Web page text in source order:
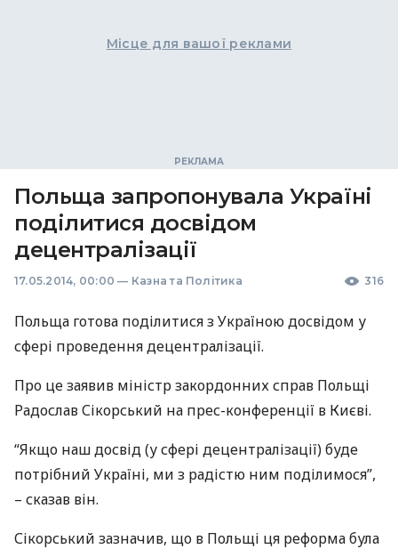
Місце для вашої реклами
Польща запропонувала Україні
поділитися досвідом
децентралізації
17.05.2014, 00:00 — Казна та Політика 316
Польща готова поділитися з Україною досвідом у
сфері проведення децентралізації.
Про це заявив міністр закордонних справ Польщі
Радослав Сікорський на прес-конференції в Києві.
“Якщо наш досвід (у сфері децентралізації) буде
потрібний Україні, ми з радістю ним поділимося”,
– сказав він.
Сікорський зазначив, що в Польщі ця реформа була